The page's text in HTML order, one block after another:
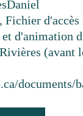
Daniel
Fichier d'accès
d'animation
(avant
documents/